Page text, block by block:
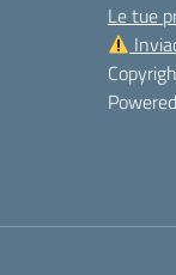
Le tue